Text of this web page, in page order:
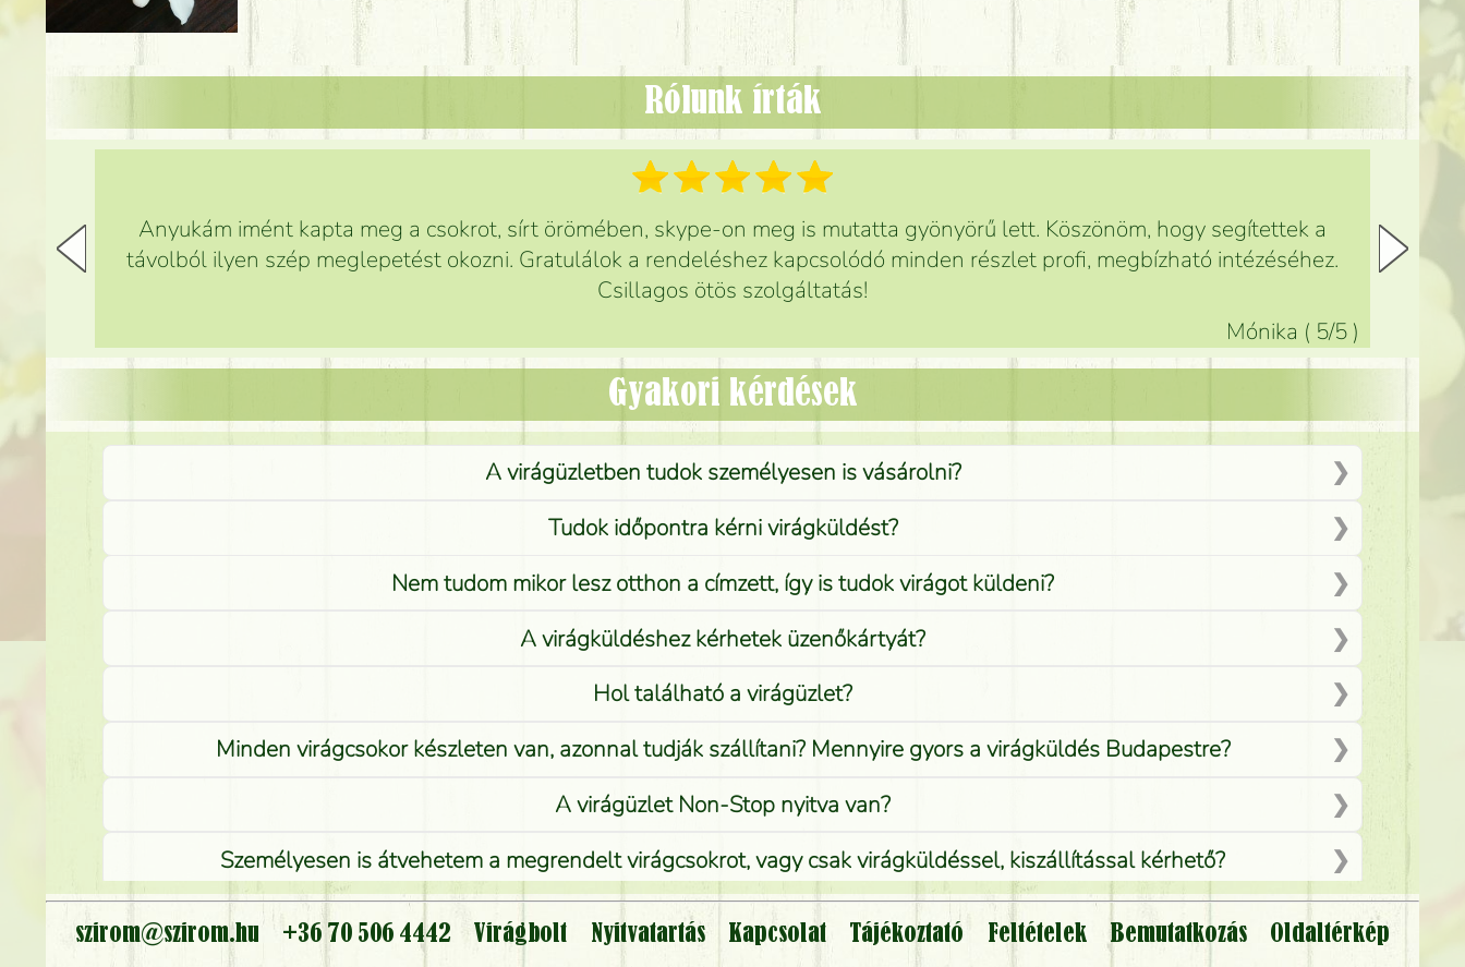
Rólunk írták
Anyukám imént kapta meg a csokrot, sírt örömében, skype-on meg is mutatta gyönyörű lett. Köszönöm, hogy segítettek a
távolból ilyen szép meglepetést okozni. Gratulálok a rendeléshez kapcsolódó minden részlet profi, megbízható intézéséhez.
Csillagos ötös szolgáltatás!
Mónika ( 5/5 )
Gyakori kérdések
A virágüzletben tudok személyesen is vásárolni?
Tudok időpontra kérni virágküldést?
Nem tudom mikor lesz otthon a címzett, így is tudok virágot küldeni?
A virágküldéshez kérhetek üzenőkártyát?
Hol található a virágüzlet?
Minden virágcsokor készleten van, azonnal tudják szállítani? Mennyire gyors a virágküldés Budapestre?
A virágüzlet Non-Stop nyitva van?
Személyesen is átvehetem a megrendelt virágcsokrot, vagy csak virágküldéssel, kiszállítással kérhető?
Vidékre is lehet rendelni?
szirom@szirom.hu +36 70 506 4442 Virágbolt Nyitvatartás Kapcsolat Tájékoztató Feltételek Bemutatkozás
Oldaltérkép